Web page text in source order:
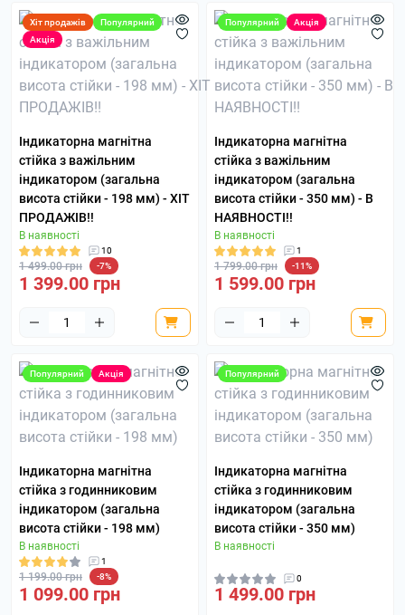
Хіт продажів
Популярний
Акція
Індикаторна магнітна
стійка з важільним
індикатором (загальна
висота стійки - 198 мм) - ХІТ
ПРОДАЖІВ!!
В наявності
10
1 499.00 грн -7%
1 399.00 грн
Популярний Акція
Індикаторна магнітна
стійка з важільним
індикатором (загальна
висота стійки - 350 мм) - В
НАЯВНОСТІ!!
В наявності
1
1 799.00 грн -11%
1 599.00 грн
Популярний Акція
Індикаторна магнітна
стійка з годинниковим
індикатором (загальна
висота стійки - 198 мм)
В наявності
1
1 199.00 грн -8%
1 099.00 грн
Популярний
Індикаторна магнітна
стійка з годинниковим
індикатором (загальна
висота стійки - 350 мм)
В наявності
0
1 499.00 грн